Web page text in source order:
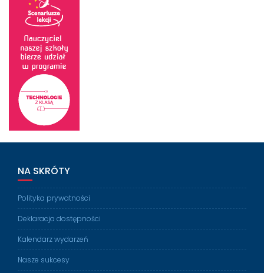
NA SKRÓTY
Polityka prywatności
Deklaracja dostępności
Kalendarz wydarzeń
Nasze sukcesy